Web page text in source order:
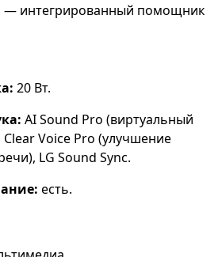
— интегрированный помощник
20 Вт.
AI Sound Pro (виртуальный
Voice Pro (улучшение
LG Sound Sync.
есть.